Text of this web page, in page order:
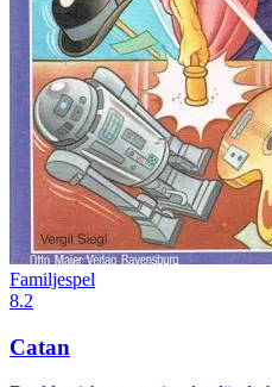
Familjespel
8.2
Catan